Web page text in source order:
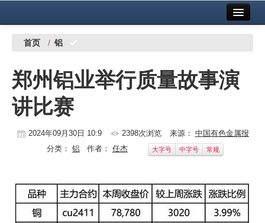
中国有色金属报社主办
铜镍铅锌
铝
稀有稀土
科技
镁钛
首页 / 铝
郑州铝业举行质量故事演
讲比赛
2024年09月30日 10:9 2398次浏览 来源： 中国有色金属报
分类： 铝 作者： 任杰 大字号 中字号 常规